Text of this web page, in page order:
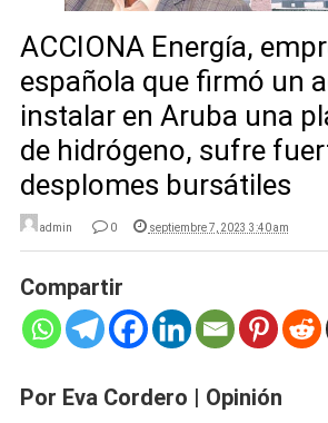
ACCIONA Energía,
española que firmó un
instalar en Aruba una
de hidrógeno, sufre
desplomes bursátiles
admin 0 septiembre 7, 2023 3:40 am
Compartir
Por Eva Cordero | Opinión